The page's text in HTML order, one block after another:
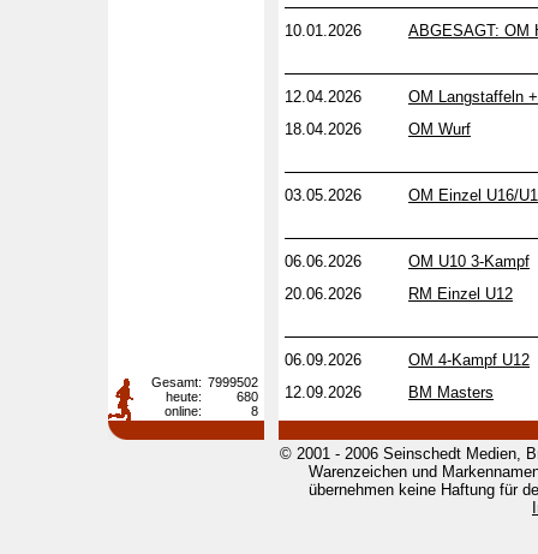
10.01.2026 ABGESAGT: OM
12.04.2026
OM Langstaffeln
18.04.2026
OM Wurf
03.05.2026 OM Einzel U16/
06.06.2026
OM U10 3-Kampf
20.06.2026
RM Einzel U12
06.09.2026
OM 4-Kampf U12
12.09.2026
BM Masters
Gesamt: 7999502
heute:
680
online:
8
© 2001 - 2006 Seinschedt Medien,
Warenzeichen und
übernehmen keine Haftung für